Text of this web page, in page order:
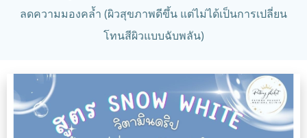
ลดความมองคล้ำ (ผิวสุขภาพดีขึ้น แต่ไม่ได้เป็นการเปลี่ยน
โทนสีผิวแบบฉับพลัน)